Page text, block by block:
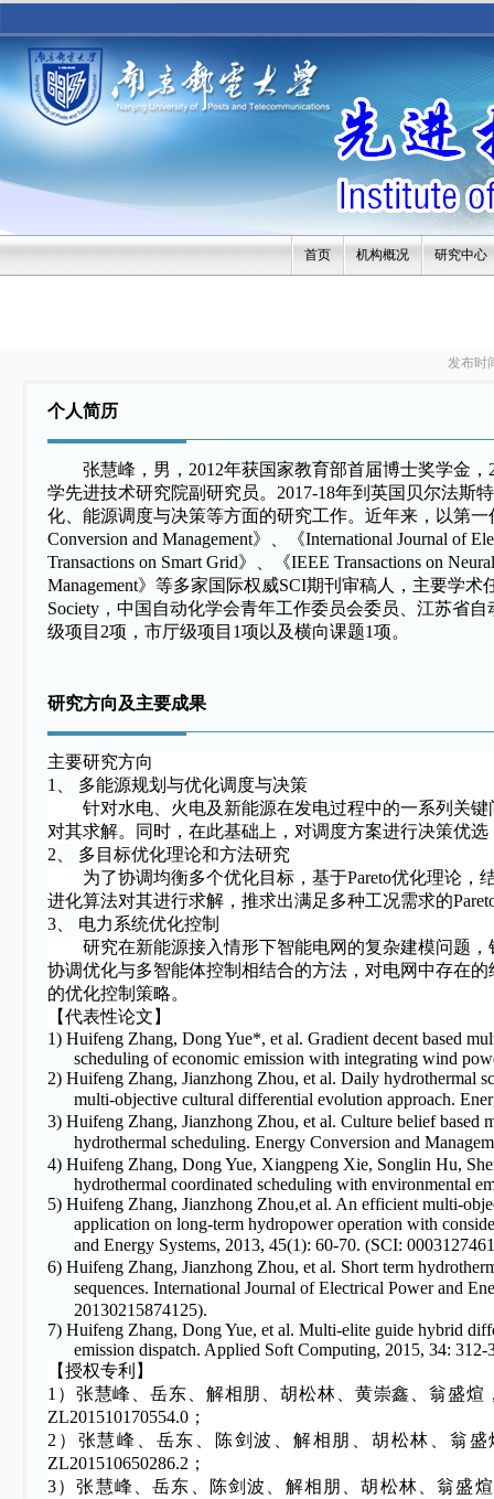
首页 机构概况 研究中心
发布时
个人简历
张慧峰，男， 2012年获国家教育部首届博士奖学金，
学先进技术研究院副研究员。 2017-18年到英国贝尔法斯
化、能源调度与决策等方面的研究工作。近年来，以第
Conversion and Management》、《International Journal of
Transactions on Smart Grid》、《IEEE Transactions on
Management》等多家国际权威SCI期刊审稿人，主要学术
Society ，中国自动化学会青年工作委员会委员、江苏省
级项目 2项，市厅级项目 1项以及横向课题1项。
研究方向及主要成果
主要研究方向
1、 多能源规划与优化调度与决策
针对水电、火电及新能源在发电过程中的一系列关
对其求解。同时，在此基础上，对调度方案进行决策优
2、 多目标优化理论和方法研究
为了协调均衡多个优化目标，基于Pareto优化理论，
进化算法对其进行求解，推求出满足多种工况需求的
3、 电力系统优化控制
研究在新能源接入情形下智能电网的复杂建模问题
协调优化与多智能体控制相结合的方法，对电网中存在
的优化控制策略。
【代表性论文】
1) Huifeng Zhang, Dong Yue*, et al. Gradient decent based
scheduling of economic emission with integrating wind
2) Huifeng Zhang, Jianzhong Zhou, et al. Daily hydrothermal
multi-objective cultural differential evolution approach.
3) Huifeng Zhang, Jianzhong Zhou, et al. Culture belief
hydrothermal scheduling. Energy Conversion and
4) Huifeng Zhang, Dong Yue, Xiangpeng Xie, Songlin Hu,
hydrothermal coordinated scheduling with environmental
5) Huifeng Zhang, Jianzhong Zhou,et al. An efficient multi-
application on long-term hydropower operation with
and Energy Systems, 2013, 45(1): 60-70. (SCI:
6) Huifeng Zhang, Jianzhong Zhou, et al. Short term
sequences. International Journal of Electrical Power and
20130215874125).
7) Huifeng Zhang, Dong Yue, et al. Multi-elite guide hybrid
emission dispatch. Applied Soft Computing, 2015, 34: 312-
【授权专利】
1）张慧峰、岳东、解相朋、胡松林、黄崇鑫、翁盛
ZL201510170554.0；
2）张慧峰、岳东、陈剑波、解相朋、胡松林、翁
ZL201510650286.2；
3）张慧峰、岳东、陈剑波、解相朋、胡松林、翁盛